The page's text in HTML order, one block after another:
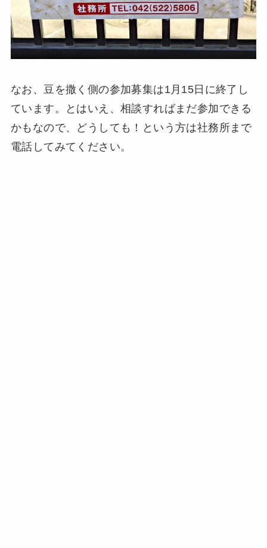
なお、豆を撒く側の参加募集は1月15日に終了し
ています。とはいえ、相談すればまだ参加できる
かもなので、どうしても！という方は社務所まで
電話してみてください。